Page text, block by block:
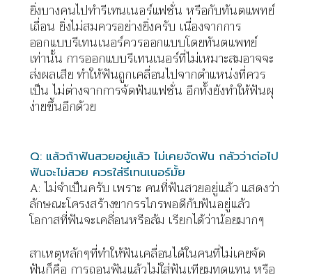
ยิ่งบางคนไปทำรีเทนเนอร์แฟชั่น หรือกับทันตแพทย์
เถื่อน ยิ่งไม่สมควรอย่างยิ่งครับ เนื่องจากการ
ออกแบบรีเทนเนอร์ควรออกแบบโดยทันตแพทย์
เท่านั้น การออกแบบรีเทนเนอร์ที่ไม่เหมาะสมอาจจะ
ส่งผลเสีย ทำให้ฟันถูกเคลื่อนไปจากตำแหน่งที่ควร
เป็น ไม่ต่างจากการจัดฟันแฟชั่น อีกทั้งยังทำให้ฟันผุ
ง่ายขึ้นอีกด้วย
Q: แล้วถ้าฟันสวยอยู่แล้ว ไม่เคยจัดฟัน กลัวว่าต่อไป
ฟันจะไม่สวย ควรใส่รีเทนเนอร์มั้ย
A:ไม่จำเป็นครับ เพราะ คนที่ฟันสวยอยู่แล้ว แสดงว่า
ลักษณะโครงสร้างขากรรไกรพอดีกับฟันอยู่แล้ว
โอกาสที่ฟันจะเคลื่อนหรือล้ม เรียกได้ว่าน้อยมากๆ
สาเหตุหลักๆที่ทำให้ฟันเคลื่อนได้ในคนที่ไม่เคยจัด
ฟันก็คือ การถอนฟันแล้วไม่ใส่ฟันเทียมทดแทน หรือ